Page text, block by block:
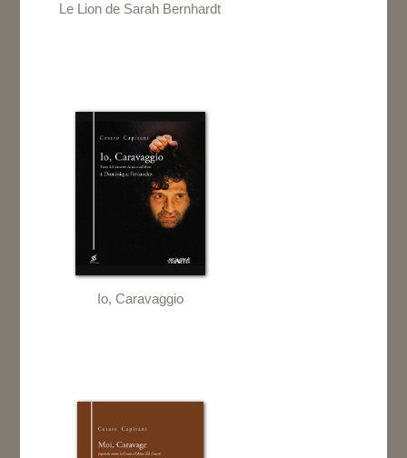
Le Lion de Sarah Bernhardt
Io, Caravaggio